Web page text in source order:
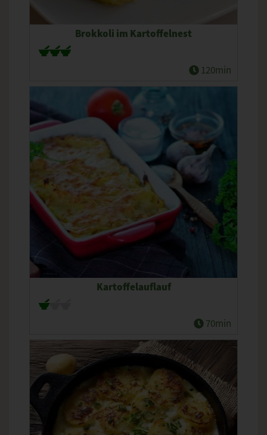
Brokkoli im Kartoffelnest
120min
Kartoffelauflauf
70min